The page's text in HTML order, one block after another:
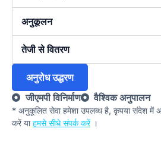
अनुकूलन
तेजी से वितरण
अनुरोध उद्धरण
जीएमपी विनिर्माण
वैश्विक अनुपालन
* अनुकूलित सेवा हमेशा उपलब्ध है, कृपया संदेश में
करें याहमसे सीधे संपर्क करें।